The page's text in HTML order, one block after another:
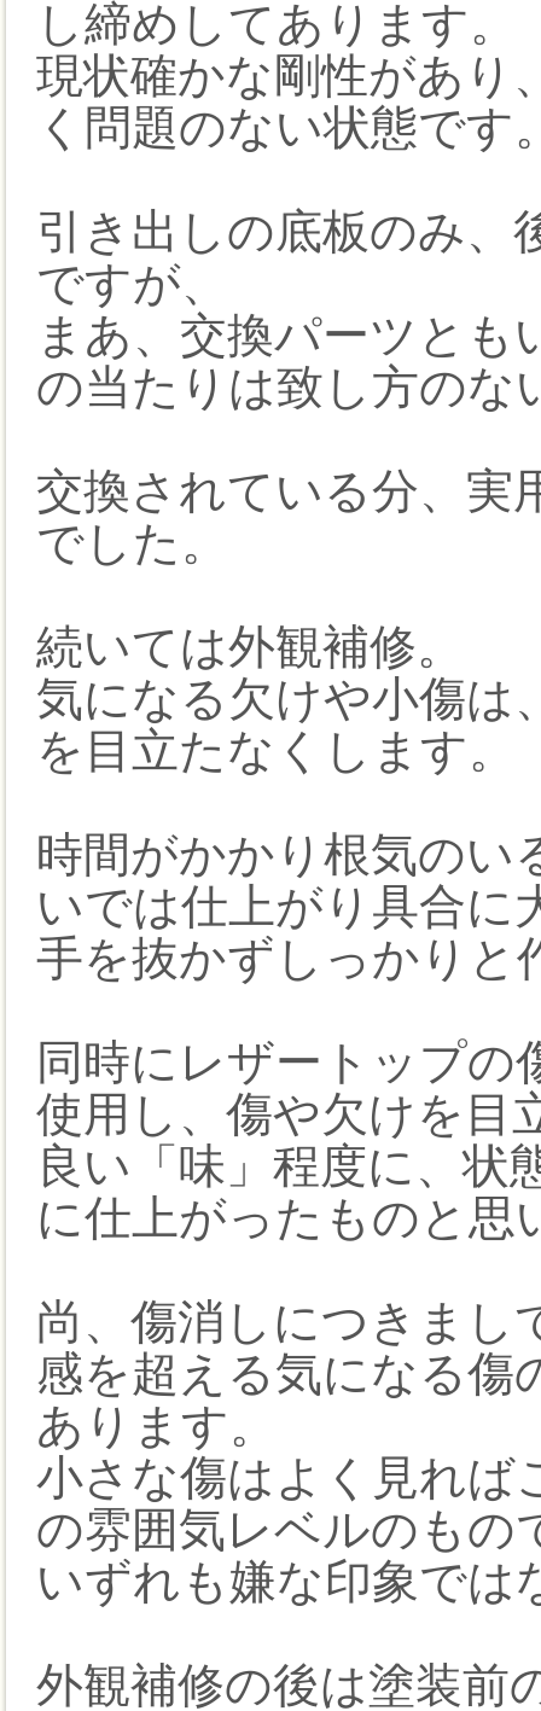
し締めしてあります。
現状確かな剛性があり
く問題のない状態です
引き出しの底板のみ、
ですが、
まあ、交換パーツとも
の当たりは致し方のな
交換されている分、実
でした。
続いては外観補修。
気になる欠けや小傷は
を目立たなくします。
時間がかかり根気のい
いでは仕上がり具合に
手を抜かずしっかりと
同時にレザートップの
使用し、傷や欠けを目
良い「味」程度に、状
に仕上がったものと思
尚、傷消しにつきまし
感を超える気になる傷
あります。
小さな傷はよく見れば
の雰囲気レベルのもの
いずれも嫌な印象では
外観補修の後は塗装前